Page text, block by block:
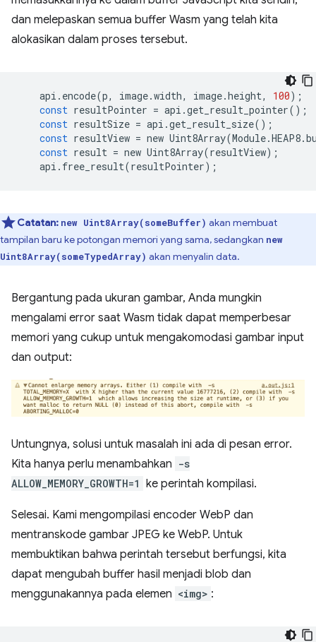
dan melepaskan semua buffer Wasm yang telah kita
alokasikan dalam proses tersebut.
api . encode(p, image.width, image.height, 100);
const resultPointer = api .get_result_pointer();
const resultSize = api .get_result_size();
const resultView = new Uint8Array(Module.HEAP8.
const result = new Uint8Array(resultView);
api . free_result(resultPointer);
Catatan: new Uint8Array(someBuffer) akan membuat
tampilan baru ke potongan memori yang sama, sedangkan new
Uint8Array(someTypedArray) akan menyalin data.
Bergantung pada ukuran gambar, Anda mungkin
mengalami error saat Wasm tidak dapat memperbesar
memori yang cukup untuk mengakomodasi gambar input
dan output:
Untungnya, solusi untuk masalah ini ada di pesan error.
Kita hanya perlu menambahkan -s
ALLOW_MEMORY_GROWTH=1 ke perintah kompilasi.
Selesai. Kami mengompilasi encoder WebP dan
mentranskode gambar JPEG ke WebP. Untuk
membuktikan bahwa perintah tersebut berfungsi, kita
dapat mengubah buffer hasil menjadi blob dan
menggunakannya pada elemen <img> :